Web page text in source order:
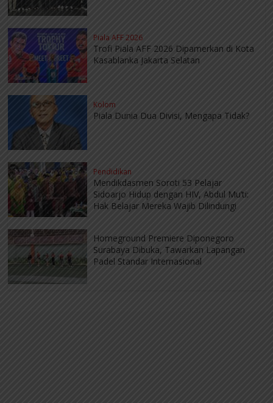
Piala AFF 2026
Trofi Piala AFF 2026 Dipamerkan di Kota
Kasablanka Jakarta Selatan
Kolom
Piala Dunia Dua Divisi, Mengapa Tidak?
Pendidikan
Mendikdasmen Soroti 53 Pelajar
Sidoarjo Hidup dengan HIV, Abdul Mu’ti:
Hak Belajar Mereka Wajib Dilindungi
Homeground Premiere Diponegoro
Surabaya Dibuka, Tawarkan Lapangan
Padel Standar Internasional